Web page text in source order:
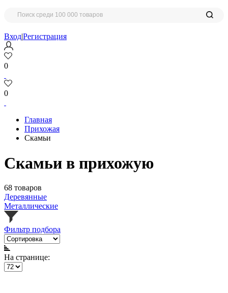
Вход|Регистрация
0
0
Главная
Прихожая
Скамьи
Скамьи в прихожую
68 товаров
Деревянные
Металлические
Фильтр подбора
На странице: